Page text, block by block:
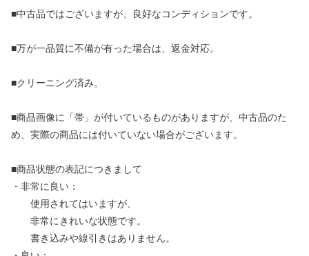
■中古品ではございますが、良好なコンディションです。
■万が一品質に不備が有った場合は、返金対応。
■クリーニング済み。
■商品画像に「帯」が付いているものがありますが、中古品のた
め、実際の商品には付いていない場合がございます。
■商品状態の表記につきまして
・非常に良い：
使用されてはいますが、
非常にきれいな状態です。
書き込みや線引きはありません。